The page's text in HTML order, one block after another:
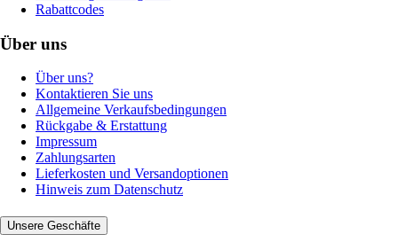
Rabattcodes
Über uns
Über uns?
Kontaktieren Sie uns
Allgemeine Verkaufsbedingungen
Rückgabe & Erstattung
Impressum
Zahlungsarten
Lieferkosten und Versandoptionen
Hinweis zum Datenschutz
Unsere Geschäfte